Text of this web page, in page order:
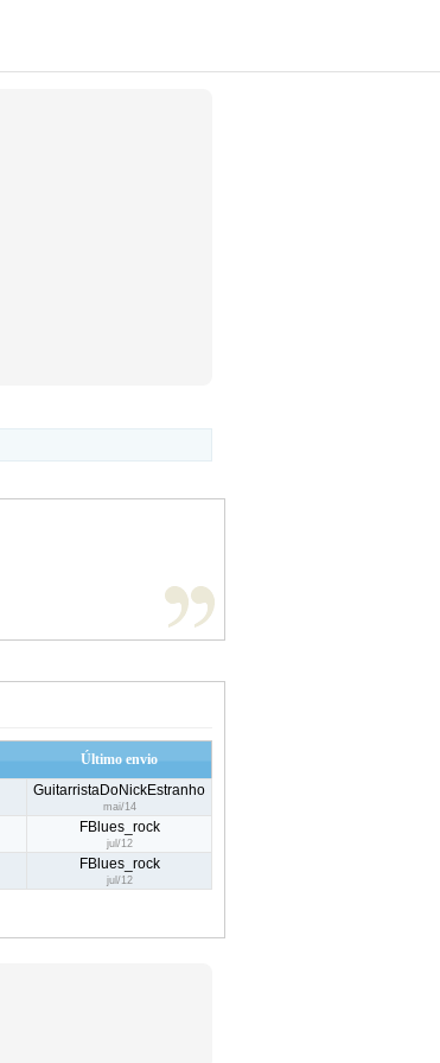
Último envio
GuitarristaDoNickEstranho
mai/14
FBlues_rock
jul/12
FBlues_rock
jul/12